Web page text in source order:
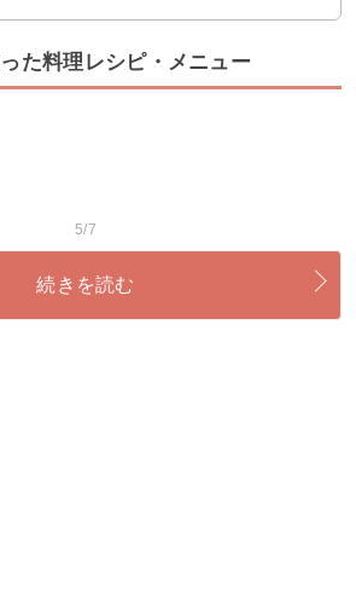
た料理レシピ・メニュー
5/7
続きを読む